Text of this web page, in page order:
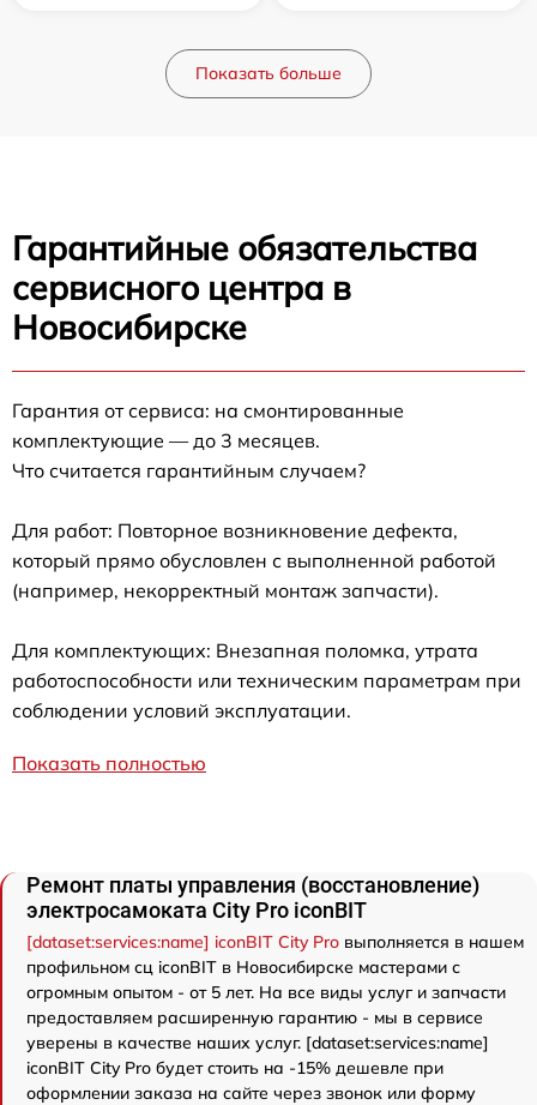
Показать больше
Гарантийные обязательства
сервисного центра в
Новосибирске
Гарантия от сервиса: на смонтированные
комплектующие — до 3 месяцев.
Что считается гарантийным случаем?
Для работ: Повторное возникновение дефекта,
который прямо обусловлен с выполненной работой
(например, некорректный монтаж запчасти).
Для комплектующих: Внезапная поломка, утрата
работоспособности или техническим параметрам при
соблюдении условий эксплуатации.
Показать полностью
Ремонт платы управления (восстановление)
электросамоката City Pro iconBIT
[dataset:services:name] iconBIT City Pro выполняется в нашем
профильном сц iconBIT в Новосибирске мастерами с
огромным опытом - от 5 лет. На все виды услуг и запчасти
предоставляем расширенную гарантию - мы в сервисе
уверены в качестве наших услуг. [dataset:services:name]
iconBIT City Pro будет стоить на -15% дешевле при
оформлении заказа на сайте через звонок или форму